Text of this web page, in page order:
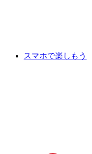
スマホで楽しもう